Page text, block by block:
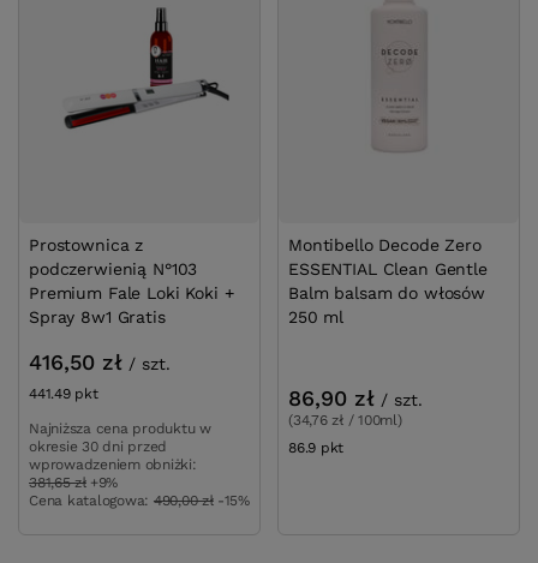
Prostownica z
podczerwienią N°103
Premium Fale Loki Koki +
Spray 8w1 Gratis
416,50 zł / szt.
441.49 pktpunktów
Najniższa cena produktu w
okresie 30 dni przed
wprowadzeniem obniżki:
381,65 zł +9%
Cena katalogowa: 490,00 zł -15%
Montibello Decode Zero
ESSENTIAL Clean Gentle
Balm balsam do włosów
250 ml
86,90 zł / szt.
(34,76 zł / 100ml)
86.9 pkt